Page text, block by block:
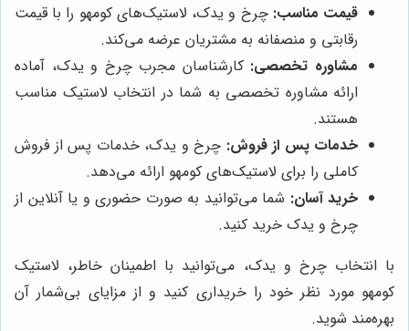
قیمت مناسب: چرخ و یدک، لاستیک‌های کومهو را با قیمت
رقابتی و منصفانه به مشتریان عرضه می‌کند.
مشاوره تخصصی: کارشناسان مجرب چرخ و یدک، آماده
ارائه مشاوره تخصصی به شما در انتخاب لاستیک مناسب
هستند.
خدمات پس از فروش: چرخ و یدک، خدمات پس از فروش
کاملی را برای لاستیک‌های کومهو ارائه می‌دهد.
خرید آسان: شما می‌توانید به صورت حضوری و یا آنلاین از
چرخ و یدک خرید کنید.
با انتخاب چرخ و یدک، می‌توانید با اطمینان خاطر، لاستیک
کومهو مورد نظر خود را خریداری کنید و از مزایای بی‌شمار آن
بهره‌مند شوید.